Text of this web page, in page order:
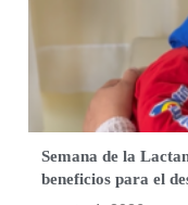
Semana de la
beneficios para el